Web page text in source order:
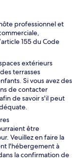
professionnel et
155 du Code
extérieurs
terrasses
Si vous avez des
de contacter
de savoir s'il peut
être
Veuillez en faire la
l'hébergement à
la confirmation de